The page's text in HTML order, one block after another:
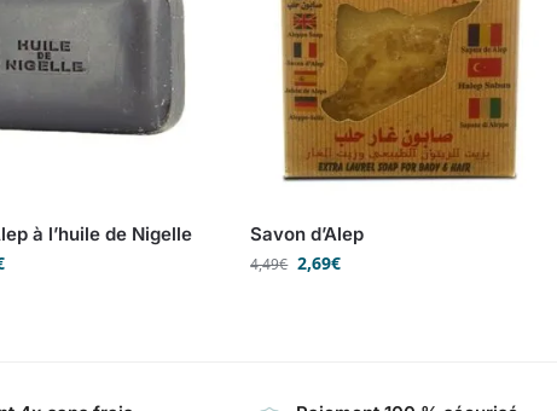
à l’huile de Nigelle Savon d’Alep
4,49€ 2,69€